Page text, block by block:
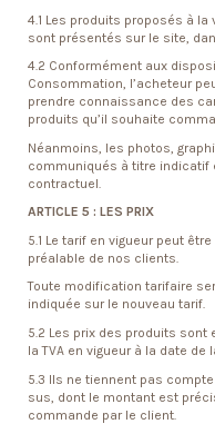
4.1 Les produits proposés à la
sont présentés sur le site,
4.2 Conformément aux
Consommation, l’acheteur
prendre connaissance des
produits qu’il souhaite
Néanmoins, les photos,
communiqués à titre indicatif
contractuel.
ARTICLE 5 : LES PRIX
5.1 Le tarif en vigueur peut
préalable de nos clients.
Toute modification tarifaire
indiquée sur le nouveau tarif.
5.2 Les prix des produits
la TVA en vigueur à la date de
5.3 Ils ne tiennent pas
sus, dont le montant est
commande par le client.